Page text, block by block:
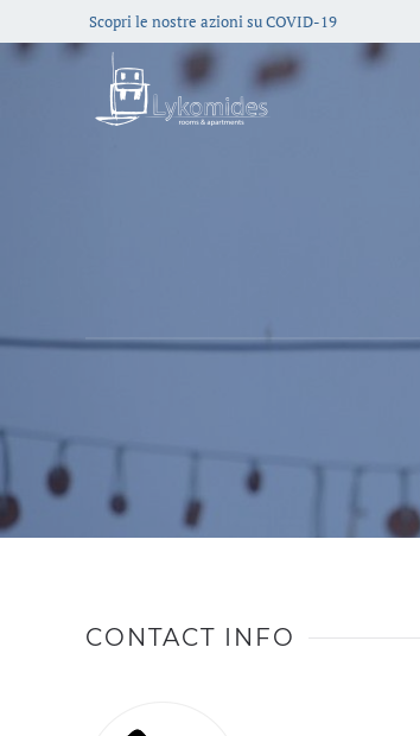
Scopri le nostre azioni su COVID-19
CONTACT INFO